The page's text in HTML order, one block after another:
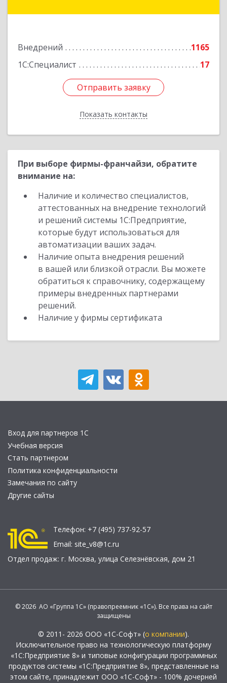
Внедрений
1165
1С:Специалист
17
Отправить заявку
Показать контакты
Отправить заявку
Назад
При выборе фирмы-франчайзи, обратите
внимание на:
Наличие и количество специалистов,
аттестованных на внедрение технологий
и решений системы 1С:Предприятие,
которые будут использоваться для
автоматизации ваших задач.
Наличие опыта внедрения решений
в вашей или близкой отрасли. Вы можете
обратиться к справочнику, содержащему
примеры внедренных партнерами
решений.
Наличие у фирмы сертификата
Вход для партнеров 1С
Учебная версия
Стать партнером
Политика конфиденциальности
Замечания по сайту
Другие сайты
Телефон: +7 (495) 737-92-57
Email: site_v8@1c.ru
Отдел продаж: г. Москва, улица Селезнёвская, дом 21
© 2026 АО «Группа 1С» (правопреемник «1С»). Все права на сайт
защищены
© 2011- 2026 ООО «1С-Софт» (о компании).
Исключительное право на технологическую платформу
«1С:Предприятие 8» и типовые конфигурации программных
продуктов системы «1С:Предприятие 8», представленные на
этом сайте, принадлежит ООО «1С-Софт» - 100% дочерней